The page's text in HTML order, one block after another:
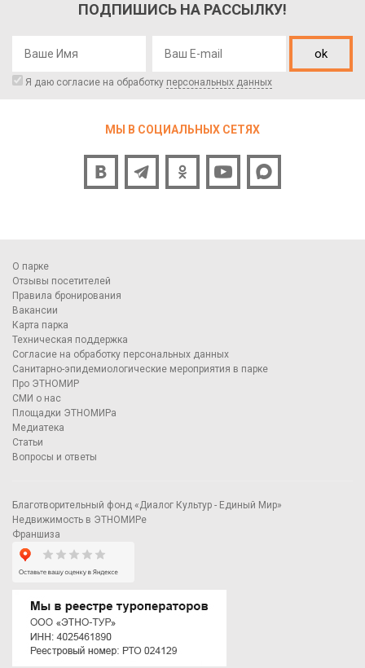
ПОДПИШИСЬ НА РАССЫЛКУ!
ok
Я даю согласие на обработку персональных данных
МЫ В СОЦИАЛЬНЫХ СЕТЯХ
О парке
Отзывы посетителей
Правила бронирования
Вакансии
Карта парка
Техническая поддержка
Согласие на обработку персональных данных
Санитарно-эпидемиологические мероприятия в парке
Про ЭТНОМИР
СМИ о нас
Площадки ЭТНОМИРа
Медиатека
Статьи
Вопросы и ответы
Благотворительный фонд «Диалог Культур - Единый Мир»
Недвижимость в ЭТНОМИРе
Франшиза